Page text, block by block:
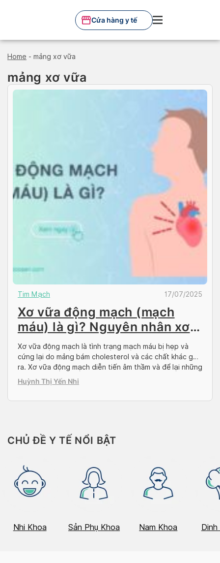
Cửa hàng y tế
Home - mảng xơ vữa
mảng xơ vữa
Tim Mạch 17/07/2025
Xơ vữa động mạch (mạch
máu) là gì? Nguyên nhân xơ
vữa động mạch và triệu
chứng
Xơ vữa động mạch là tình trạng mạch máu bị hẹp và
cứng lại do mảng bám cholesterol và các chất khác gây
ra. Xơ vữa động mạch diễn tiến âm thầm và để lại những
biến chứng nguy hiểm nên việc hiểu rõ nguyên nhân xơ
vữa động mạch, dấu hiệu nhận biết có vai […]
Huỳnh Thị Yến Nhi
CHỦ ĐỀ Y TẾ NỔI BẬT
Nhi Khoa Sản Phụ Khoa Nam Khoa Dinh